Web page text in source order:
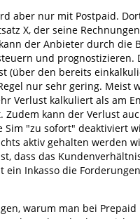
aber nur mit Postpaid.
X, der seine
der Anbieter durch die
und prognostizieren.
(über den bereits
nur sehr gering. Meist
Verlust kalkuliert als am
kann der Verlust
Sim "zu sofort" deaktiviert
aktiv gehalten werden
dass das
ein Inkasso die
warum man bei